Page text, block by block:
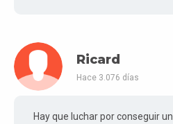
Ricard
Hace 3.076 días
Hay que luchar por conseguir